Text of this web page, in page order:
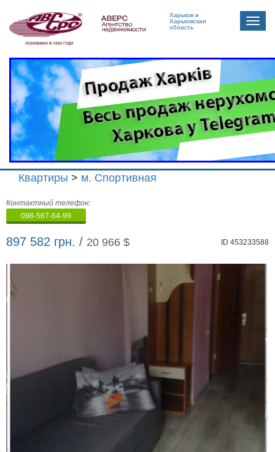
Харьков и
Харьковская
область
Toggle
Квартиры > м. Спортивная
Агенство
недвижимости
"Аверс"
Контактный телефон:
098-567-64-99
897 582 грн. / 20 966 $ ID 453233588